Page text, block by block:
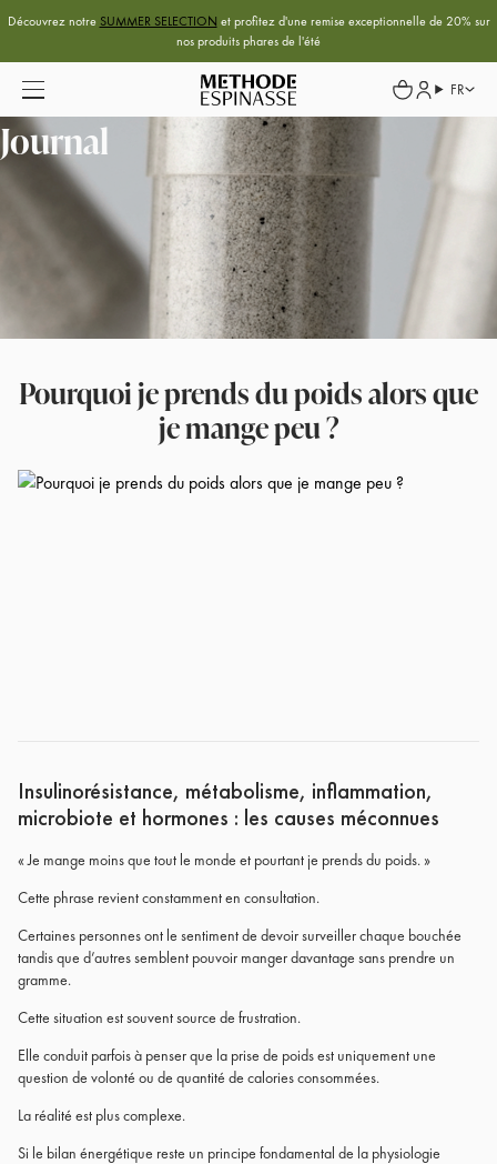
Découvrez notre SUMMER SELECTION et profitez d'une remise exceptionnelle de 20% sur
nos produits phares de l'été
FR
Journal
Pourquoi je prends du poids alors que
je mange peu ?
Insulinorésistance, métabolisme, inflammation,
microbiote et hormones : les causes méconnues
« Je mange moins que tout le monde et pourtant je prends du poids. »
Cette phrase revient constamment en consultation.
Certaines personnes ont le sentiment de devoir surveiller chaque bouchée
tandis que d’autres semblent pouvoir manger davantage sans prendre un
gramme.
Cette situation est souvent source de frustration.
Elle conduit parfois à penser que la prise de poids est uniquement une
question de volonté ou de quantité de calories consommées.
La réalité est plus complexe.
Si le bilan énergétique reste un principe fondamental de la physiologie